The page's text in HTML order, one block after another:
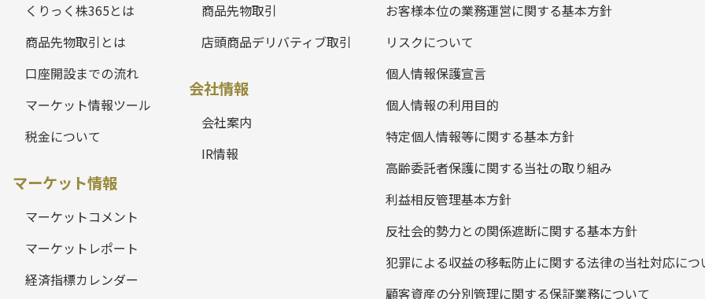
くりっく株365とは
商品先物取引とは
口座開設までの流れ
マーケット情報ツール
税金について
マーケット情報
マーケットコメント
マーケットレポート
経済指標カレンダー
商品先物取引
店頭商品デリバティブ取引
会社情報
会社案内
IR情報
お客様本位の業務運営に関する基本方針
リスクについて
個人情報保護宣言
個人情報の利用目的
特定個人情報等に関する基本方針
高齢委託者保護に関する当社の取り組み
利益相反管理基本方針
反社会的勢力との関係遮断に関する基本方針
犯罪による収益の移転防止に関する法律の当社対応につ
顧客資産の分別管理に関する保証業務について